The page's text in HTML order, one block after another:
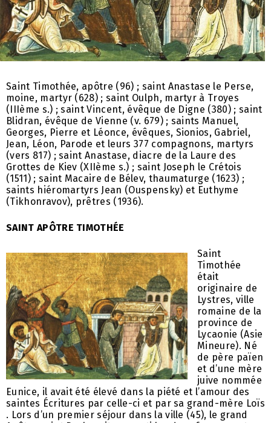
Saint Timothée, apôtre (96) ; saint Anastase le Perse,
moine, martyr (628) ; saint Oulph, martyr à Troyes
(IIIème s.) ; saint Vincent, évêque de Digne (380) ; saint
Blidran, évêque de Vienne (v. 679) ; saints Manuel,
Georges, Pierre et Léonce, évêques, Sionios, Gabriel,
Jean, Léon, Parode et leurs 377 compagnons, martyrs
(vers 817) ; saint Anastase, diacre de la Laure des
Grottes de Kiev (XIIème s.) ; saint Joseph le Crétois
(1511) ; saint Macaire de Bélev, thaumaturge (1623) ;
saints hiéromartyrs Jean (Ouspensky) et Euthyme
(Tikhonravov), prêtres (1936).
SAINT APÔTRE TIMOTHÉE
Saint
Timothée
était
originaire de
Lystres, ville
romaine de la
province de
Lycaonie (Asie
Mineure). Né
de père païen
et d’une mère
juive nommée
Eunice, il avait été élevé dans la piété et l’amour des
saintes Écritures par celle-ci et par sa grand-mère Loïs
. Lors d’un premier séjour dans la ville (45), le grand